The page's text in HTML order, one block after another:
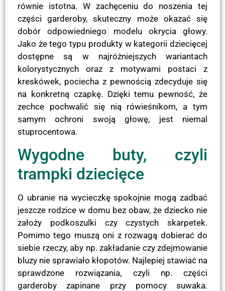
równie istotna. W zachęceniu do noszenia tej
części garderoby, skuteczny może okazać się
dobór odpowiedniego modelu okrycia głowy.
Jako że tego typu produkty w kategorii dziecięcej
dostępne są w najróżniejszych wariantach
kolorystycznych oraz z motywami postaci z
kreskówek, pociecha z pewnością zdecyduje się
na konkretną czapkę. Dzięki temu pewność, że
zechce pochwalić się nią rówieśnikom, a tym
samym ochroni swoją głowę, jest niemal
stuprocentowa.
Wygodne buty, czyli
trampki dziecięce
O ubranie na wycieczkę spokojnie mogą zadbać
jeszcze rodzice w domu bez obaw, że dziecko nie
założy podkoszulki czy czystych skarpetek.
Pomimo tego muszą oni z rozwagą dobierać do
siebie rzeczy, aby np. zakładanie czy zdejmowanie
bluzy nie sprawiało kłopotów. Najlepiej stawiać na
sprawdzone rozwiązania, czyli np. części
garderoby zapinane przy pomocy suwaka.